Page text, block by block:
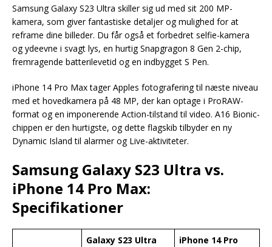
Samsung Galaxy S23 Ultra skiller sig ud med sit 200 MP-
kamera, som giver fantastiske detaljer og mulighed for at
reframe dine billeder. Du får også et forbedret selfie-kamera
og ydeevne i svagt lys, en hurtig Snapgragon 8 Gen 2-chip,
fremragende batterilevetid og en indbygget S Pen.
iPhone 14 Pro Max tager Apples fotografering til næste niveau
med et hovedkamera på 48 MP, der kan optage i ProRAW-
format og en imponerende Action-tilstand til video. A16 Bionic-
chippen er den hurtigste, og dette flagskib tilbyder en ny
Dynamic Island til alarmer og Live-aktiviteter.
Samsung Galaxy S23 Ultra vs.
iPhone 14 Pro Max:
Specifikationer
Galaxy S23 Ultra
iPhone 14 Pro